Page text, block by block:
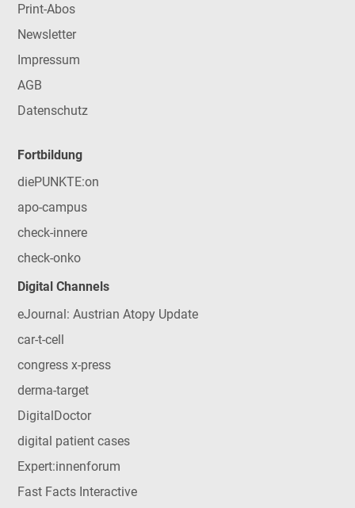
Print-Abos
Newsletter
Impressum
AGB
Datenschutz
Fortbildung
diePUNKTE:on
apo-campus
check-innere
check-onko
Digital Channels
eJournal: Austrian Atopy Update
car-t-cell
congress x-press
derma-target
DigitalDoctor
digital patient cases
Expert:innenforum
Fast Facts Interactive